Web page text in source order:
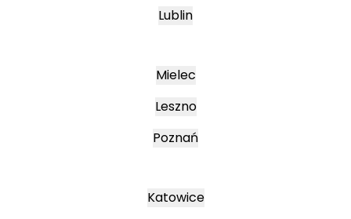
Lublin
Mielec
Leszno
Poznań
Katowice